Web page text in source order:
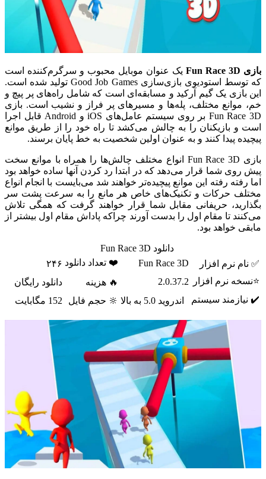
بازی Fun Race 3D
یک عنوان موبایل محبوب و سرگرم‌کننده است
که توسط استودیوی بازی‌سازی Good Job Games تولید شده است.
این بازی یک گیم آرکید و مسابقه‌ای است که شامل راه‌های پر پیچ و
خم، موانع مختلف، پله‌ها و مسیرهای پر فراز و نشیب است. بازی
Fun Race 3D بر روی سیستم عامل‌های iOS و Android قابل اجرا
است و بازیکنان را به چالش می‌کشد تا راه خود را از طریق موانع
پیچیده پیدا کنند و به عنوان اولین شخصیت به خط پایان برسند.
بازی Fun Race 3D انواع مختلف چالش‌ها را همراه با موانع سخت
پیش روی شما قرار می‌دهد که در ابتدا رد کردن آنها ساده خواهد بود
اما رفته رفته این موانع پیچیده‌تر خواهند شد می‌بایست با انجام انواع
مختلف حرکات و تکنیک‌های خاص هر مانع را به سرعت پشت سر
بگذارید، حریفانی مقابل شما قرار خواهند گرفت که همگی تلاش
می‌کنند تا مقام اول را بدست آورند چراکه پاداش مقام اول بیشتر از
مابقی خواهد بود.
دانلود Fun Race 3D
✅ نام نرم افزار
Fun Race 3D ❤️ تعداد دانلود ۲۴۶
⭐نسخه نرم افزار
2.0.37.2 🔥 هزینه
دانلود رایگان
✔️ نیازمند سیستم
اندروید 5.0 به بالا 🔆 حجم فایل 152 مگابایت